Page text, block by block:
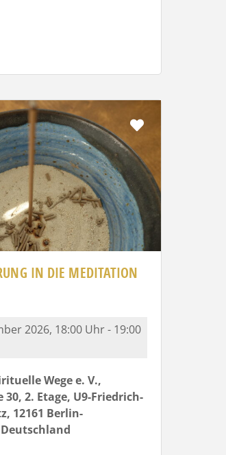
IN DIE MEDITATION
2026, 18:00 Uhr - 19:00
Wege e. V.,
2. Etage, U9-Friedrich-
12161 Berlin-